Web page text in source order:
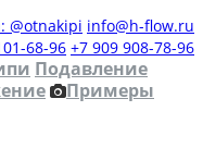
@otnakipi info@h-flow.ru
68-96 +7 909 908-78-96
Подавление
Примеры